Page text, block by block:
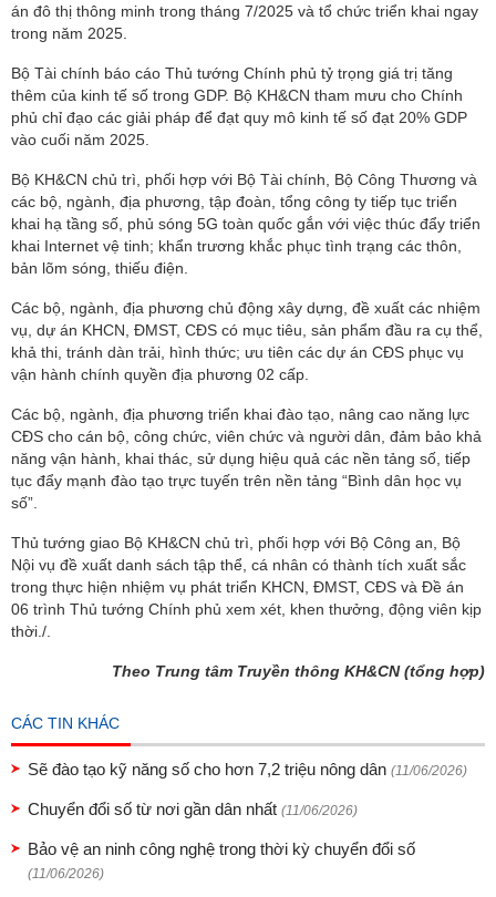
án đô thị thông minh trong tháng 7/2025 và tổ chức triển khai ngay
trong năm 2025.
Bộ Tài chính báo cáo Thủ tướng Chính phủ tỷ trọng giá trị tăng
thêm của kinh tế số trong GDP. Bộ KH&CN tham mưu cho Chính
phủ chỉ đạo các giải pháp để đạt quy mô kinh tế số đạt 20% GDP
vào cuối năm 2025.
Bộ KH&CN chủ trì, phối hợp với Bộ Tài chính, Bộ Công Thương và
các bộ, ngành, địa phương, tập đoàn, tổng công ty tiếp tục triển
khai hạ tầng số, phủ sóng 5G toàn quốc gắn với việc thúc đẩy triển
khai Internet vệ tinh; khẩn trương khắc phục tình trạng các thôn,
bản lõm sóng, thiếu điện.
Các bộ, ngành, địa phương chủ động xây dựng, đề xuất các nhiệm
vụ, dự án KHCN, ĐMST, CĐS có mục tiêu, sản phẩm đầu ra cụ thể,
khả thi, tránh dàn trải, hình thức; ưu tiên các dự án CĐS phục vụ
vận hành chính quyền địa phương 02 cấp.
Các bộ, ngành, địa phương triển khai đào tạo, nâng cao năng lực
CĐS cho cán bộ, công chức, viên chức và người dân, đảm bảo khả
năng vận hành, khai thác, sử dụng hiệu quả các nền tảng số, tiếp
tục đẩy mạnh đào tạo trực tuyến trên nền tảng “Bình dân học vụ
số”.
Thủ tướng giao Bộ KH&CN chủ trì, phối hợp với Bộ Công an, Bộ
Nội vụ đề xuất danh sách tập thể, cá nhân có thành tích xuất sắc
trong thực hiện nhiệm vụ phát triển KHCN, ĐMST, CĐS và Đề án
06 trình Thủ tướng Chính phủ xem xét, khen thưởng, động viên kịp
thời./.
Theo Trung tâm Truyền thông KH&CN (tổng hợp)
CÁC TIN KHÁC
Sẽ đào tạo kỹ năng số cho hơn 7,2 triệu nông dân (11/06/2026)
Chuyển đổi số từ nơi gần dân nhất (11/06/2026)
Bảo vệ an ninh công nghệ trong thời kỳ chuyển đổi số
(11/06/2026)